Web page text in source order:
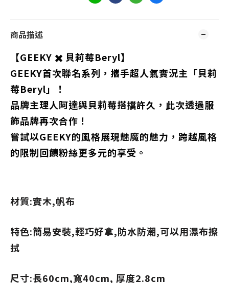
商品描述
【GEEKY ✖️ 貝莉莓Beryl】
GEEKY首次聯名系列，攜手超人氣實況主「貝莉
莓Beryl」！
品牌主理人阿達與貝莉莓搭擋許久，此次透過服
飾品牌再次合作！
嘗試以GEEKY的風格展現魅魔的魅力，跨越風格
的限制回饋粉絲更多元的享受。
材質:實木,帆布
特色:簡易安裝,輕巧好拿,防水防潮,可以用濕布擦
拭
尺寸:長60cm,寬40cm, 厚度2.8cm